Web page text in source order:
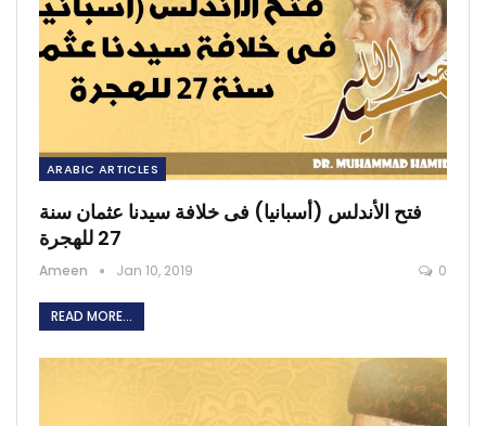
ARABIC ARTICLES
فتح الأندلس (أسبانيا) فى خلافة سيدنا عثمان سنة
27 للهجرة
Ameen Jan 10, 2019 0
READ MORE...